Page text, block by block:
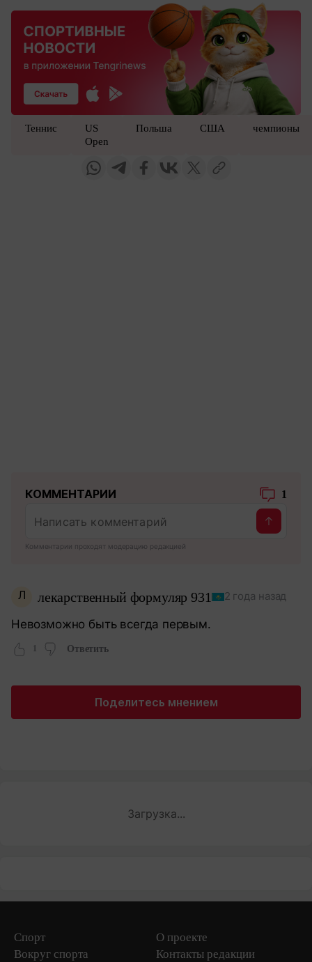
Теннис
US
Open
Польша США чемпионы
КОММЕНТАРИИ 1
Комментарии проходят модерацию редакцией
Л лекарственный формуляр 931 2 года назад
Невозможно быть всегда первым.
Ответить
Поделитесь мнением
Загрузка...
Спорт
Вокруг спорта
О проекте
Контакты редакции